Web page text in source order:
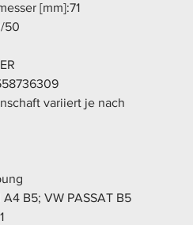
[mm]:71
50
variiert je nach
B5; VW PASSAT B5